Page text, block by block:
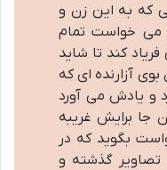
که به این زن و
می خواست تمام
کند تا شاید
آزارنده ای که
و یادش می آورد
برایش غریبه
بگوید که در
تصاویر گذشته و